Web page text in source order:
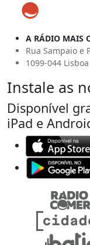
A RÁDIO MAIS
Rua Sampaio e
1099-044 Lisboa
Instale as
Disponível
iPad e